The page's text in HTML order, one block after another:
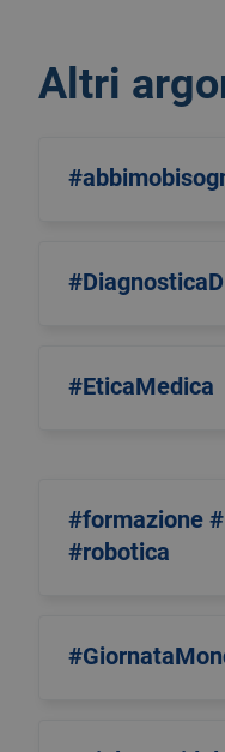
Altri
#EticaMedica
#formazione
#robotica